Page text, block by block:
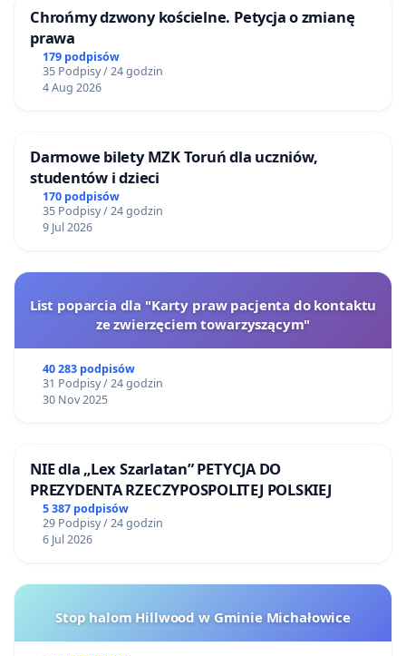
Chrońmy dzwony kościelne. Petycja o zmianę
prawa
179 podpisów
35 Podpisy / 24 godzin
4 Aug 2026
Darmowe bilety MZK Toruń dla uczniów,
studentów i dzieci
170 podpisów
35 Podpisy / 24 godzin
9 Jul 2026
List poparcia dla "Karty praw pacjenta do kontaktu
ze zwierzęciem towarzyszącym"
40 283 podpisów
31 Podpisy / 24 godzin
30 Nov 2025
NIE dla „Lex Szarlatan” PETYCJA DO
PREZYDENTA RZECZYPOSPOLITEJ POLSKIEJ
5 387 podpisów
29 Podpisy / 24 godzin
6 Jul 2026
Stop halom Hillwood w Gminie Michałowice